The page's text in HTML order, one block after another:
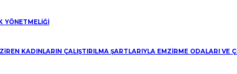
YÖNETMELİĞİ
KADINLARIN ÇALIŞTIRILMA ŞARTLARIYLA EMZİRME ODALARI VE
üzere
işlemi